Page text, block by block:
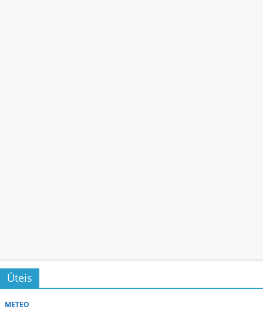
Úteis
METEO